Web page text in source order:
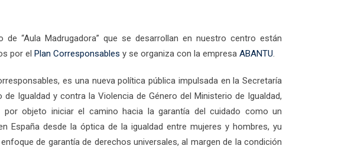
de “Aula Madrugadora” que se desarrollan en nuestro centro están
por el Plan Corresponsables y se organiza con la empresa ABANTU.
es una nueva política pública impulsada en la Secretaría
de Igualdad y contra la Violencia de Género del Ministerio de Igualdad,
por objeto iniciar el camino hacia la garantía del cuidado como un
España desde la óptica de la igualdad entre mujeres y hombres, yu
de garantía de derechos universales, al margen de la condición